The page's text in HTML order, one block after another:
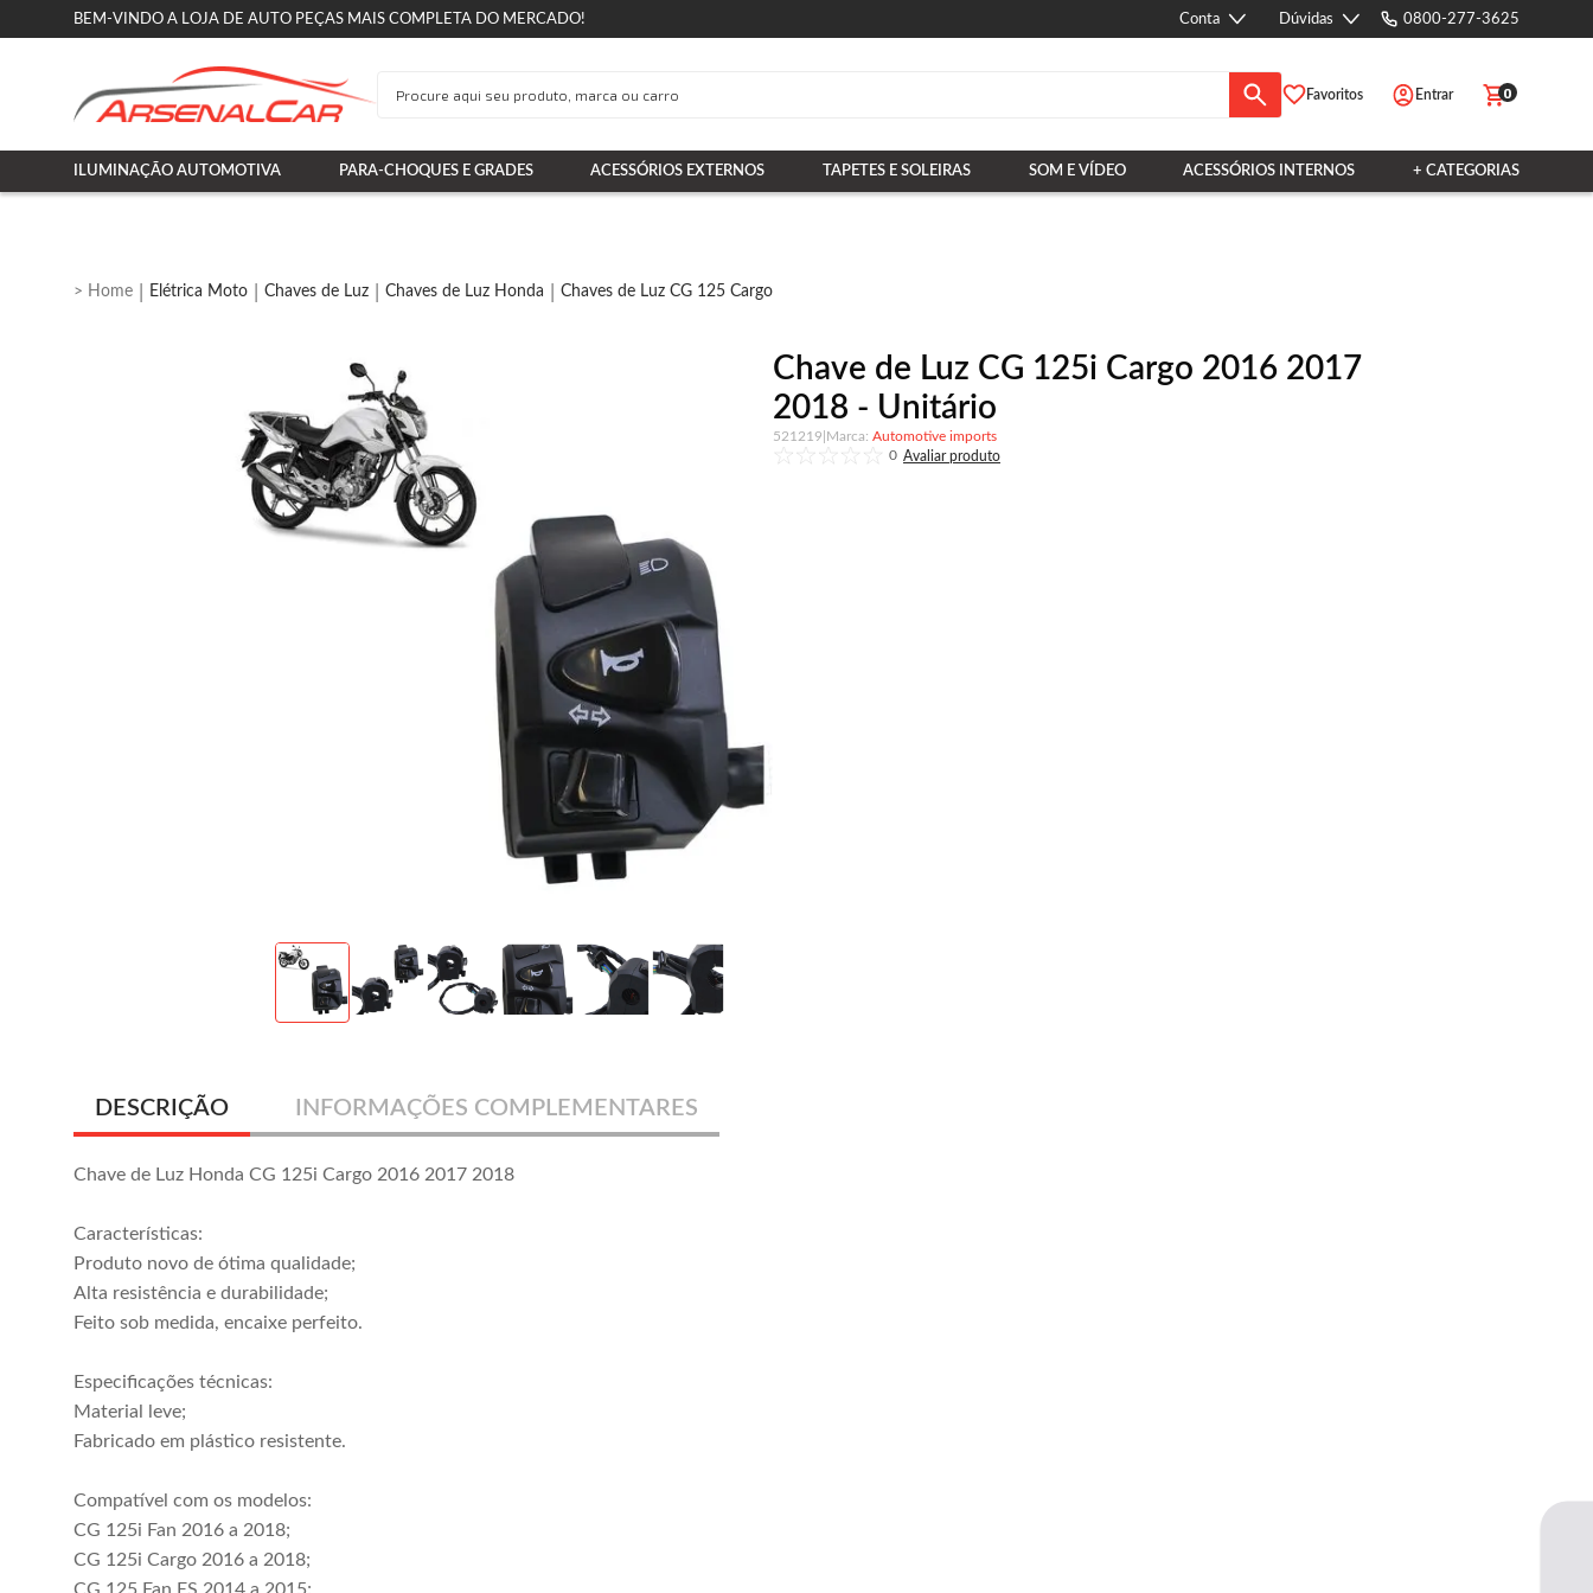
BEM-VINDO A LOJA DE AUTO PEÇAS MAIS COMPLETA DO MERCADO! Conta Dúvidas 0800-277-3625
Favoritos Entrar 0
ILUMINAÇÃO AUTOMOTIVA PARA-CHOQUES E GRADES ACESSÓRIOS EXTERNOS TAPETES E SOLEIRAS SOM E VÍDEO ACESSÓRIOS INTERNOS + CATEGORIAS
Elétrica Moto Chaves de Luz Chaves de Luz Honda Chaves de Luz CG 125 Cargo
Chave de Luz CG 125i Cargo 2016 2017
2018 - Unitário
521219
Automotive imports
0
DESCRIÇÃO INFORMAÇÕES COMPLEMENTARES
Chave de Luz Honda CG 125i Cargo 2016 2017 2018
Características:
Produto novo de ótima qualidade;
Alta resistência e durabilidade;
Feito sob medida, encaixe perfeito.
Especificações técnicas:
Material leve;
Fabricado em plástico resistente.
Compatível com os modelos:
CG 125i Fan 2016 a 2018;
CG 125i Cargo 2016 a 2018;